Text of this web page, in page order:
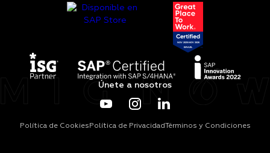
Únete a nosotros
Política de Cookies Política de PrivacidadTérminos y Condiciones